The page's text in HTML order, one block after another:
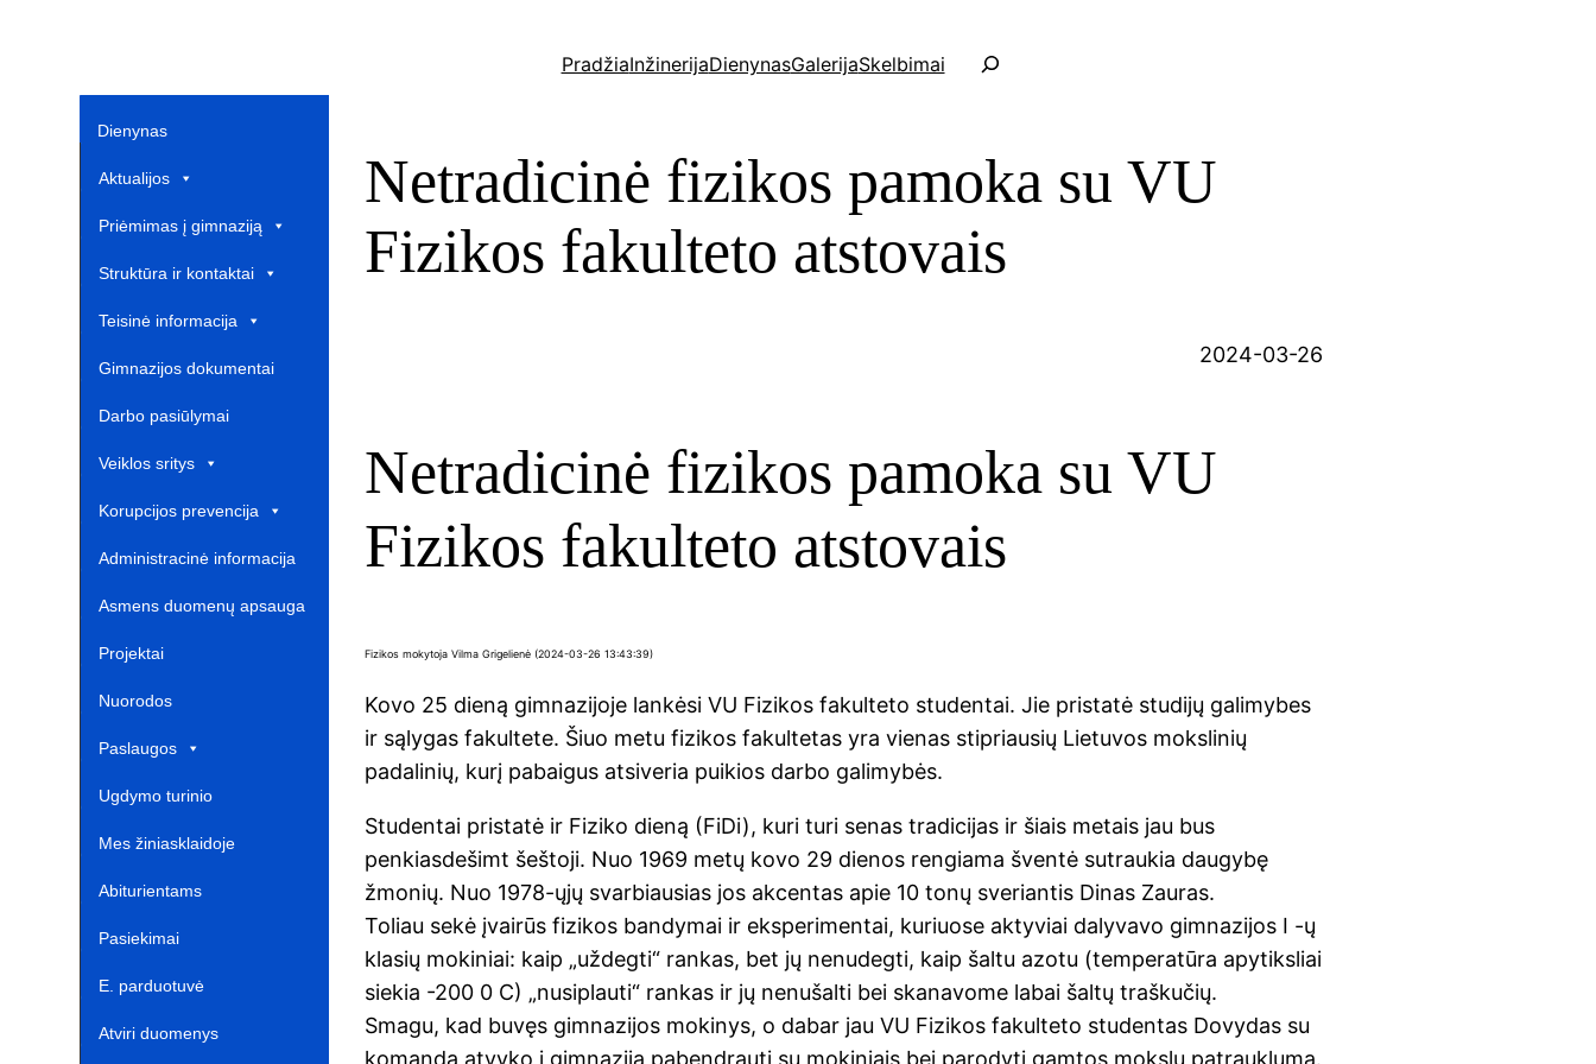
PradžiaInžinerijaDienynasGalerijaSkelbimai
a
k
Dienynas
Aktualijos
Priėmimas į gimnaziją
Struktūra ir kontaktai
Teisinė informacija
Gimnazijos dokumentai
Darbo pasiūlymai
Veiklos sritys
Korupcijos prevencija
Administracinė informacija
Asmens duomenų apsauga
Projektai‎
Nuorodos ‎ ‎ ‎ ‎ ‎ ‎ ‎ ‎ ‎ ‎ ‎‎
Paslaugos
Ugdymo turinio
atnaujinimas‎
Mes žiniasklaidoje‎
Abiturientams‎‎
Pasiekimai
E. parduotuvė ‎ ‎ ‎ ‎ ‎ ‎ ‎ ‎ ‎ ‎ ‎ ‎ ‎
Atviri duomenys
Netradicinė fizikos pamoka su VU
Fizikos fakulteto atstovais
2024-03-26
Netradicinė fizikos pamoka su VU
Fizikos fakulteto atstovais
Fizikos mokytoja Vilma Grigelienė (2024-03-26 13:43:39)
Kovo 25 dieną gimnazijoje lankėsi VU Fizikos fakulteto studentai. Jie pristatė studijų galimybes
ir sąlygas fakultete. Šiuo metu fizikos fakultetas yra vienas stipriausių Lietuvos mokslinių
padalinių, kurį pabaigus atsiveria puikios darbo galimybės.
Studentai pristatė ir Fiziko dieną (FiDi), kuri turi senas tradicijas ir šiais metais jau bus
penkiasdešimt šeštoji. Nuo 1969 metų kovo 29 dienos rengiama šventė sutraukia daugybę
žmonių. Nuo 1978-ųjų svarbiausias jos akcentas apie 10 tonų sveriantis Dinas Zauras.
Toliau sekė įvairūs fizikos bandymai ir eksperimentai, kuriuose aktyviai dalyvavo gimnazijos I -ų
klasių mokiniai: kaip „uždegti“ rankas, bet jų nenudegti, kaip šaltu azotu (temperatūra apytiksliai
siekia -200 0 C) „nusiplauti“ rankas ir jų nenušalti bei skanavome labai šaltų traškučių.
Smagu, kad buvęs gimnazijos mokinys, o dabar jau VU Fizikos fakulteto studentas Dovydas su
komanda atvyko į gimnaziją pabendrauti su mokiniais bei parodyti gamtos mokslų patrauklumą.